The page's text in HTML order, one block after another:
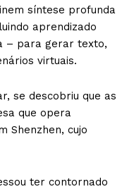
síntese profunda
aprendizado
– para gerar texto,
virtuais.
se descobriu que as
que opera
Shenzhen, cujo
ter contornado